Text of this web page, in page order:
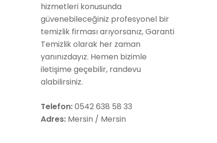
hizmetleri konusunda
güvenebileceğiniz profesyonel bir
temizlik firması arıyorsanız, Garanti
Temizlik olarak her zaman
yanınızdayız. Hemen bizimle
iletişime geçebilir, randevu
alabilirsiniz.
Telefon:0542 638 58 33
Adres: Mersin / Mersin